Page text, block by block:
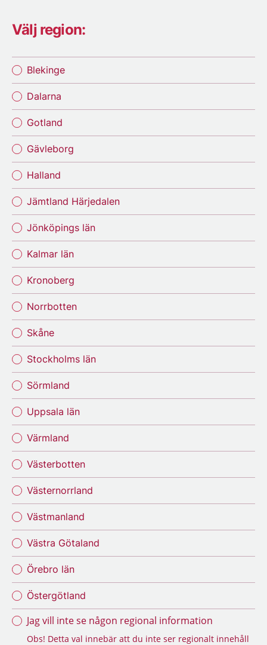
Välj region:
Blekinge
Dalarna
Gotland
Gävleborg
Halland
Jämtland Härjedalen
Jönköpings län
Kalmar län
Kronoberg
Norrbotten
Skåne
Stockholms län
Sörmland
Uppsala län
Värmland
Västerbotten
Västernorrland
Västmanland
Västra Götaland
Örebro län
Östergötland
Jag vill inte se någon regional information
Obs! Detta val innebär att du inte ser regionalt innehåll